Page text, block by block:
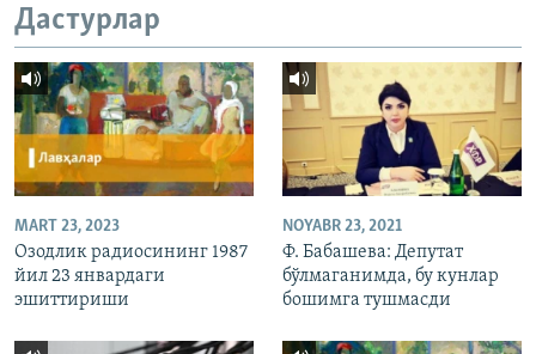
Дастурлар
MART 23, 2023
Озодлик радиосининг 1987
йил 23 январдаги
эшиттириши
NOYABR 23, 2021
Ф. Бабашева: Депутат
бўлмаганимда, бу кунлар
бошимга тушмасди